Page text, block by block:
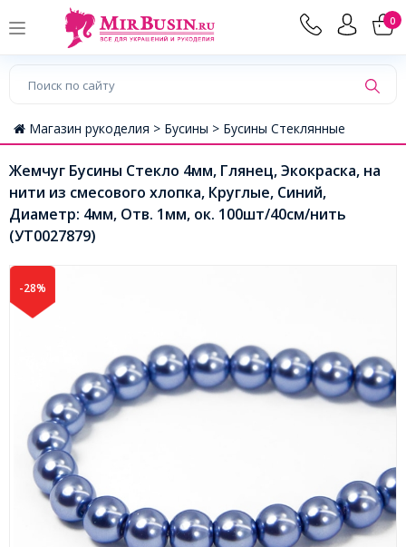
0
Магазин рукоделия > Бусины > Бусины Стеклянные
Жемчуг Бусины Стекло 4мм, Глянец, Экокраска, на
нити из смесового хлопка, Круглые, Синий,
Диаметр: 4мм, Отв. 1мм, ок. 100шт/40см/нить
(УТ0027879)
-28%